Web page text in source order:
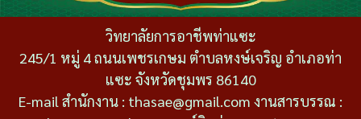
วิทยาลัยการอาชีพท่าแซะ
245/1 หมู่ 4 ถนนเพชรเกษม ตำบลหงษ์เจริญ อำเภอท่า
แซะ จังหวัดชุมพร 86140
E-mail สำนักงาน : thasae@gmail.com งานสารบรรณ :